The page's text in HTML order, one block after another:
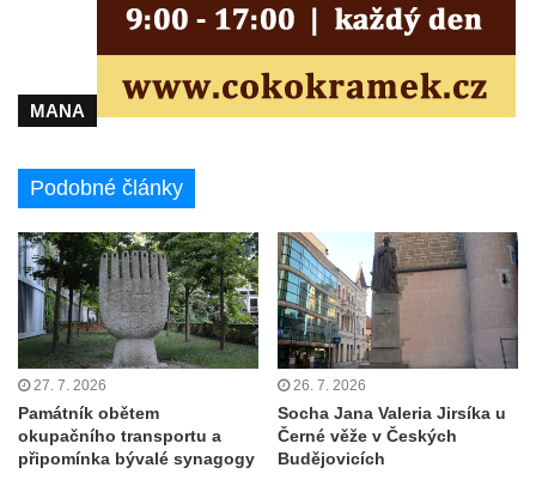
Československé armády v Teplicích
Sochy Ležící žena v Tierpark Chemnitz
Sochy Ptáci v Tierpark Chemnitz
Socha Panter v ZOO Leipzig
Socha Dívka s mušlí v ZOO Leipzig
Socha Tygr v ZOO Leipzig
Socha Atlet v ZOO Leipzig
Socha Marabu v ZOO Leipzig
Busta Karla Maxe Schneidera v ZOO
Leipzig
Socha Iásón v ZOO Leipzig
MANA
Podobné články
27. 7. 2026
Památník obětem
okupačního transportu a
připomínka bývalé synagogy
26. 7. 2026
Socha Jana Valeria Jirsíka u
Černé věže v Českých
Budějovicích